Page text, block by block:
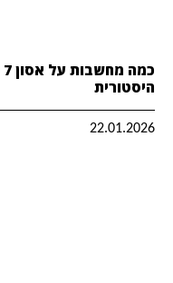
היסטורית
22.01.2026